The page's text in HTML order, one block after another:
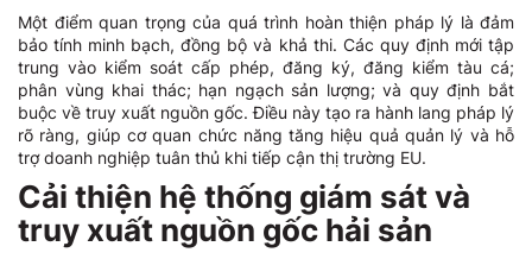
Một điểm quan trọng của quá trình hoàn thiện pháp lý là đảm
bảo tính minh bạch, đồng bộ và khả thi. Các quy định mới tập
trung vào kiểm soát cấp phép, đăng ký, đăng kiểm tàu cá;
phân vùng khai thác; hạn ngạch sản lượng; và quy định bắt
buộc về truy xuất nguồn gốc. Điều này tạo ra hành lang pháp lý
rõ ràng, giúp cơ quan chức năng tăng hiệu quả quản lý và hỗ
trợ doanh nghiệp tuân thủ khi tiếp cận thị trường EU.
Cải thiện hệ thống giám sát và
truy xuất nguồn gốc hải sản